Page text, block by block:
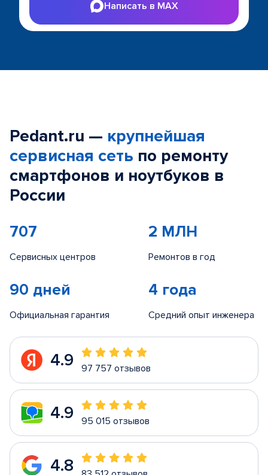
Написать в MAX
Pedant.ru — крупнейшая
сервисная сеть по ремонту
смартфонов и ноутбуков в
России
707
Сервисных центров
2 МЛН
Ремонтов в год
90 дней
Официальная гарантия
4 года
Средний опыт инженера
4.9 97 757 отзывов
4.9 95 015 отзывов
4.8